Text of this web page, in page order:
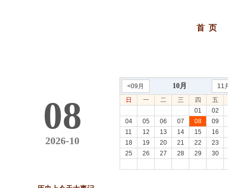
首 页
08
2026-10
<09月 10月
11
日
一 二 三 四
五
01
02
04
05 06 07 08
09
11
12 13 14 15
16
18
19 20 21 22
23
25
26 27 28 29 30